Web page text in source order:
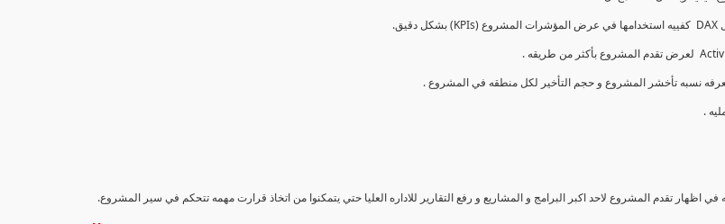
اظهار تقدم المشروع لاحد اكبر البرامج و المشاريع و رفع التقارير للاداره العليا حتي يتمكنوا من اتخاذ قرارت مهمه تتحكم في سير المشروع.